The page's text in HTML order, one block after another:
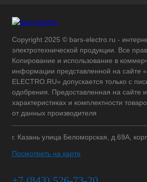
Copyright 2025 © bars-electro.ru -
электротехнической продукции. Все
Копирование и использование в
информации представленной на сайте
ELECTRO.RU» допускается только с
одобрения. Предоставленная на сайте
характеристиках и комплектности
от данных производителя
г. Казань улица Беломорская, д.69А,
Посмотреть на карте